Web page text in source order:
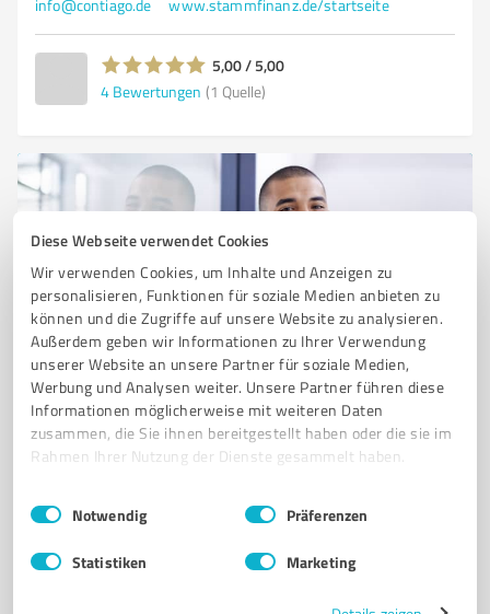
Diese Webseite verwendet Cookies
Wir verwenden Cookies, um Inhalte und Anzeigen zu
personalisieren, Funktionen für soziale Medien anbieten zu
können und die Zugriffe auf unsere Website zu analysieren.
Außerdem geben wir Informationen zu Ihrer Verwendung
unserer Website an unsere Partner für soziale Medien,
Werbung und Analysen weiter. Unsere Partner führen diese
Informationen möglicherweise mit weiteren Daten
zusammen, die Sie ihnen bereitgestellt haben oder die sie im
Rahmen Ihrer Nutzung der Dienste gesammelt haben.
Impressum Datenschutzbestimmungen
Einwilligungsauswahl
Notwendig Präferenzen
Statistiken Marketing
info@contiago.de www.stammfinanz.de/startseite
5,00 / 5,00
4 Bewertungen (1 Quelle)
Sie möchten auch hier gelistet werden?
Registrieren Sie sich jetzt und werden Sie ein von
Kunden empfohlener ProvenExpert!
6 Finanzdienstleistungen
Rottmann Finanz Olpe